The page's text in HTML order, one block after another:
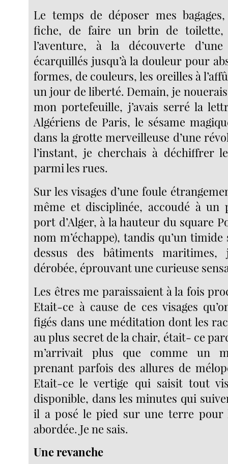
Le temps de déposer mes
fiche, de faire un brin de
l’aventure, à la découverte
écarquillés jusqu’à la douleur pour
formes, de couleurs, les oreilles à
un jour de liberté. Demain, je
mon portefeuille, j’avais serré la
Algériens de Paris, le sésame
dans la grotte merveilleuse d’une
l’instant, je cherchais à déchiffrer
parmi les rues.
Sur les visages d’une foule
même et disciplinée, accoudé à un
port d’Alger, à la hauteur du square
nom m’échappe), tandis qu’un
dessus des bâtiments maritimes,
dérobée, éprouvant une curieuse
Les êtres me paraissaient à la fois
Etait-ce à cause de ces visages
figés dans une méditation dont les
au plus secret de la chair, était- ce
m’arrivait plus que comme un
prenant parfois des allures de
Etait-ce le vertige qui saisit tout
disponible, dans les minutes qui
il a posé le pied sur une terre pour
abordée. Je ne sais.
Une revanche